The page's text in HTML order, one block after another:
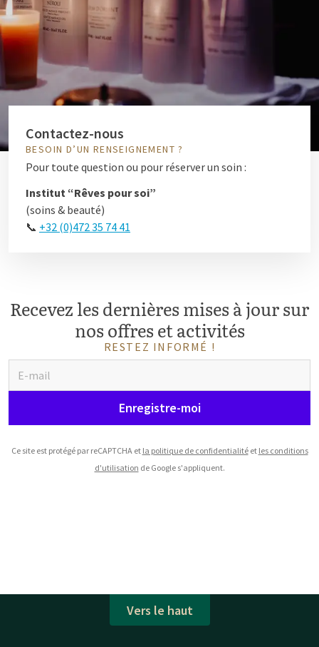
Contactez-nous
BESOIN D’UN RENSEIGNEMENT ?
Pour toute question ou pour réserver un soin :
Institut “Rêves pour soi”
(soins & beauté)
📞 +32 (0)472 35 74 41
Recevez les dernières mises à jour sur
nos offres et activités
RESTEZ INFORMÉ !
Enregistre-moi
Ce site est protégé par reCAPTCHA et la politique de confidentialitéet les conditions
d'utilisation de Google s'appliquent.
Vers le haut